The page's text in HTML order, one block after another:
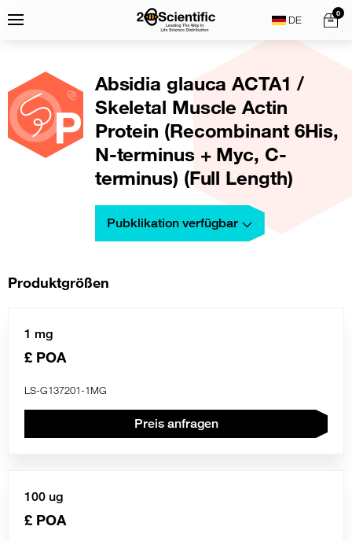
toMenu
Home
0
Absidia glauca ACTA1 /
Skeletal Muscle Actin
Protein (Recombinant 6His,
N-terminus + Myc, C-
terminus) (Full Length)
Pubklikation verfügbar
Produktgrößen
1 mg
£ POA
LS-G137201-1MG
Preis anfragen
100 ug
£ POA